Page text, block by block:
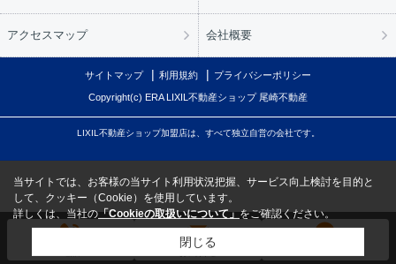
アクセスマップ 会社概要
サイトマップ 利用規約 プライバシーポリシー
Copyright(c) ERA LIXIL不動産ショップ 尾崎不動産
LIXIL不動産ショップ加盟店は、すべて独立自営の会社です。
お問合せ
当サイトでは、お客様の当サイト利用状況把握、サービス向上検討を目的と
して、クッキー（Cookie）を使用しています。
詳しくは、当社の「Cookieの取扱いについて」をご確認ください。
閉じる